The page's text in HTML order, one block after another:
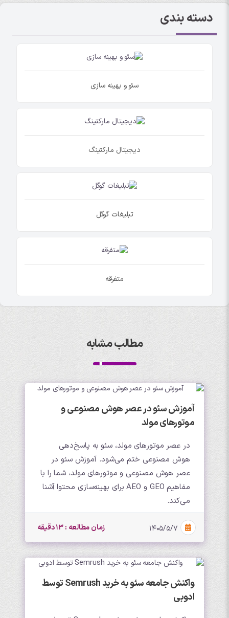
دسته بندی
سئو و بهینه سازی
دیجیتال مارکتینگ
تبلیغات گوگل
متفرقه
مطالب مشابه
آموزش سئو در عصر هوش مصنوعی و
موتورهای مولد
در عصر موتورهای مولد، سئو به پاسخ‌دهی
هوش مصنوعی ختم می‌شود. آموزش سئو در
عصر هوش مصنوعی و موتورهای مولد، شما را با
مفاهیم GEO و AEO برای بهینه‌سازی محتوا آشنا
می‌کند.
۱۴۰۵/۵/۷ زمان مطالعه : 13 دقیقه
واکنش جامعه سئو به خرید Semrush توسط
ادوبی